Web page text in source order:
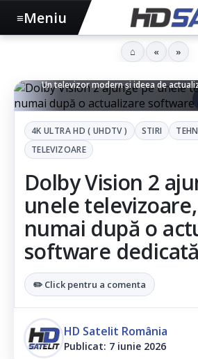
Un televizor modern și ideea de
4K ULTRA HD ( UHDTV ) STIRI
TELEVIZOARE
Dolby Vision 2
unele
numai după o
software dedicată
✏️ Click pentru a comenta
HD Satelit România
Publicat: 7 iunie 2026
≡Meniu
⌂ « »